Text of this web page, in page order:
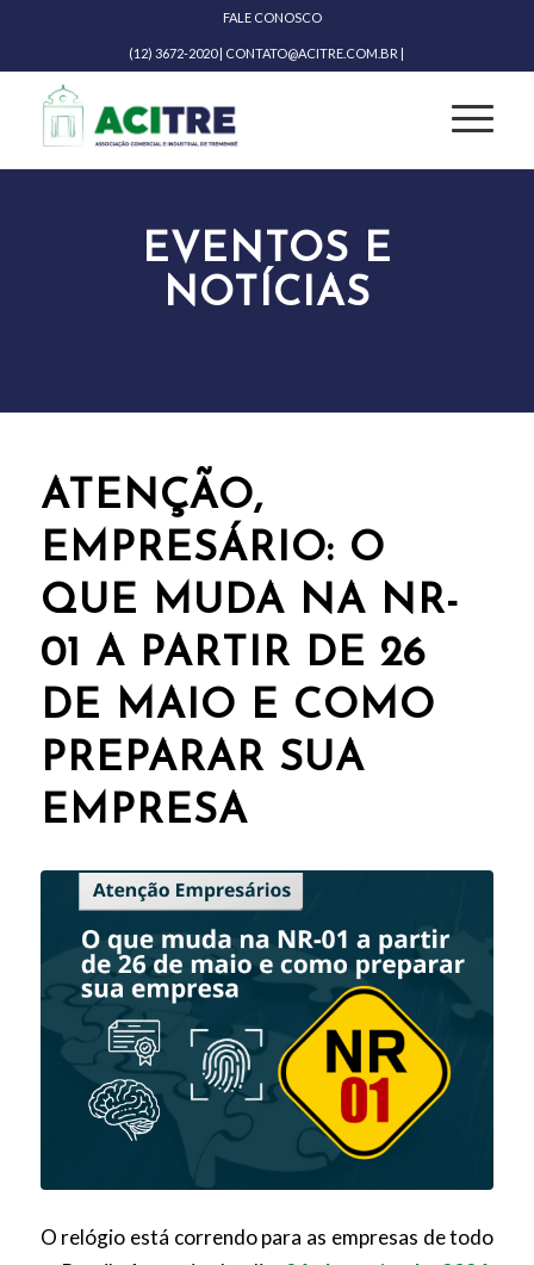
FALE CONOSCO
(12) 3672-2020 | CONTATO@ACITRE.COM.BR |
EVENTOS E
NOTÍCIAS
ATENÇÃO,
EMPRESÁRIO: O
QUE MUDA NA NR-
01 A PARTIR DE 26
DE MAIO E COMO
PREPARAR SUA
EMPRESA
O relógio está correndo para as empresas de todo